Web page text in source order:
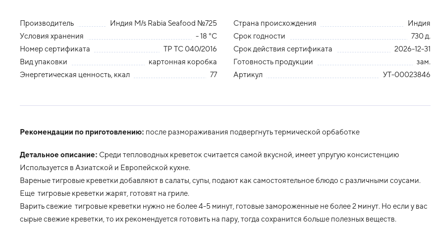
Производитель Индия M/s Rabia Seafood №725 Страна происхождения
Индия
Условия хранения
- 18 °С Срок годности
730 д.
Номер сертификата
ТР ТС 040/2016 Срок действия сертификата
2026-12-31
Вид упаковки
картонная коробка Готовность продукции
зам.
Энергетическая ценность, ккал
77 Артикул УТ-00023846
Рекомендации по приготовлению: после размораживания подвергнуть термической орбаботке
Детальное описание: Среди тепловодных креветок считается самой вкусной, имеет упругую консистенцию
Используется в Азиатской и Европейской кухне.
Вареные тигровые креветки добавляют в салаты, супы, подают как самостоятельное блюдо с различными соусами.
Еще тигровые креветки жарят, готовят на гриле.
Варить свежие тигровые креветки нужно не более 4-5 минут, готовые замороженные не более 2 минут. Но если у вас
сырые свежие креветки, то их рекомендуется готовить на пару, тогда сохранится больше полезных веществ.